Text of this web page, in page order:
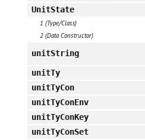
UnitState
1 (Type/Class)
2 (Data Constructor)
unitString
unitTy
unitTyCon
unitTyConEnv
unitTyConKey
unitTyConSet